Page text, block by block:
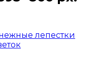
лепестки